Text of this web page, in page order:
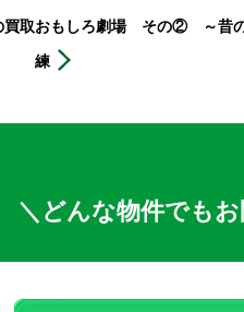
取おもしろ劇場 その② ～昔
練
＼どんな物件でも